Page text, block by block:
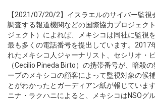
【2021/07/20/2】イスラエルのサイバー監視
調査する報道機関などの国際協力プロジェク
ジェクト）によれば、メキシコは同社に監視
最も多くの電話番号を提出しています。2017
れたメキシコ人ジャーナリスト、セシリオ・
（Cecilio Pineda Birto）の携帯番号が、暗殺
ープのメキシコの顧客によって監視対象の候
とがわかったとガーディアン紙が報じていま
ニナ・ラクハニによると、メキシコはNSOグ